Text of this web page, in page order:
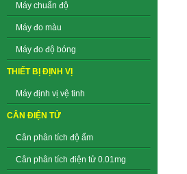
Máy chuẩn độ
Máy đo màu
Máy đo độ bóng
THIẾT BỊ ĐỊNH VỊ
Máy định vị vệ tinh
CÂN ĐIỆN TỬ
Cân phân tích độ ẩm
Cân phân tích điện tử 0.01mg